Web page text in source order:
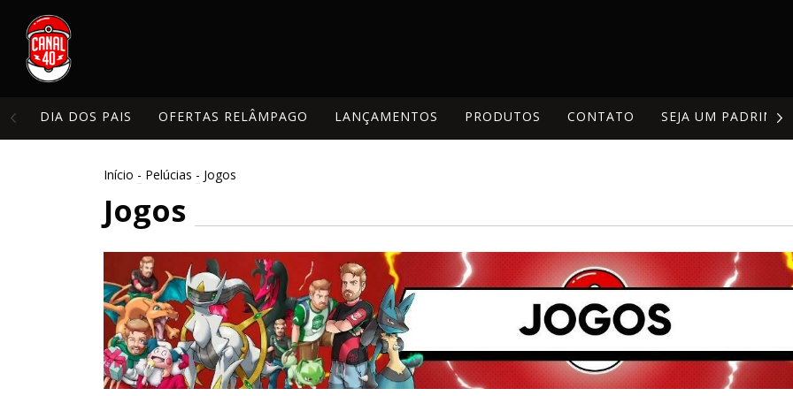
DIA DOS PAIS OFERTAS RELÂMPAGO LANÇAMENTOS PRODUTOS CONTATO SEJA UM PADRINHO
Início - Pelúcias - Jogos
Jogos